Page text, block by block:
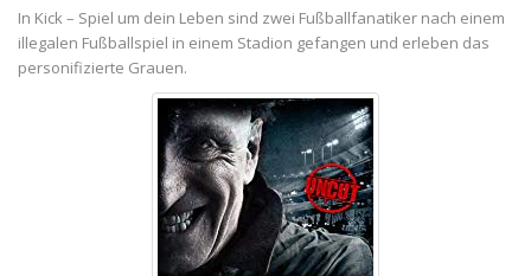
In Kick – Spiel um dein Leben sind zwei Fußballfanatiker nach einem
illegalen Fußballspiel in einem Stadion gefangen und erleben das
personifizierte Grauen.